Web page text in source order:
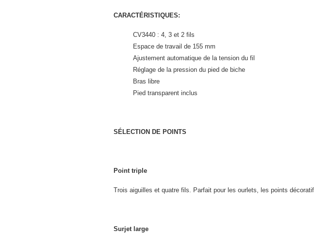
CARACTÉRISTIQUES:
CV3440 : 4, 3 et 2 fils
Espace de travail de 155 mm
Ajustement automatique de la tension du fil
Réglage de la pression du pied de biche
Bras libre
Pied transparent inclus
SÉLECTION DE POINTS
Point triple
Trois aiguilles et quatre fils. Parfait pour les ourlets, les points
Surjet large